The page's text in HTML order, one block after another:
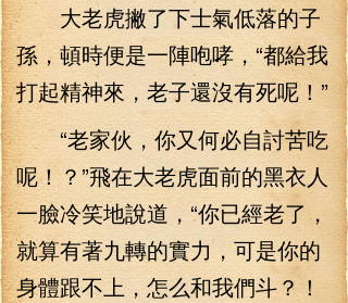
大老虎撇了下士氣低落的子
孫，頓時便是一陣咆哮，“都給我
打起精神來，老子還沒有死呢！”
“老家伙，你又何必自討苦吃
呢！？”飛在大老虎面前的黑衣人
一臉冷笑地說道，“你已經老了，
就算有著九轉的實力，可是你的
身體跟不上，怎么和我們斗？！